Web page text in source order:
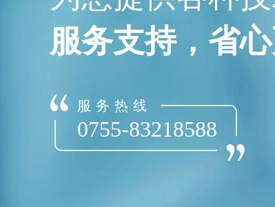
服务支持，省
服务热线
0755-83218588